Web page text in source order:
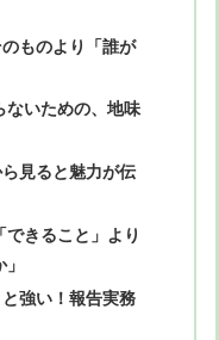
ものより「誰が
ないための、地味
見ると魅力が伝
きること」より
強い！報告実務